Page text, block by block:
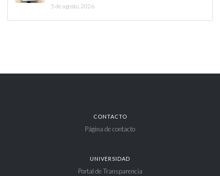
5 de agosto, 2026
CONTACTO
Página de contacto
UNIVERSIDAD
Portal de Transparencia